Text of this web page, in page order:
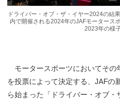
ドライバー・オブ・ザ・イヤー2024の結
内で開催される2024年のJAFモータース
2023年の様子
モータースポーツにおいてその
を投票によって決定する、JAFの
ら始まった「ドライバー・オブ・